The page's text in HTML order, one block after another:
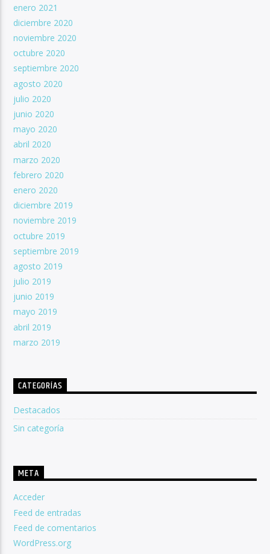
enero 2021
diciembre 2020
noviembre 2020
octubre 2020
septiembre 2020
agosto 2020
julio 2020
junio 2020
mayo 2020
abril 2020
marzo 2020
febrero 2020
enero 2020
diciembre 2019
noviembre 2019
octubre 2019
septiembre 2019
agosto 2019
julio 2019
junio 2019
mayo 2019
abril 2019
marzo 2019
CATEGORÍAS
Destacados
Sin categoría
META
Acceder
Feed de entradas
Feed de comentarios
WordPress.org